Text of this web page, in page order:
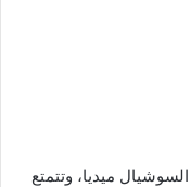
ميديا، وتتمتع